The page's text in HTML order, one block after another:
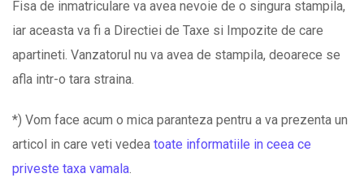
Fisa de inmatriculare va avea nevoie de o singura stampila,
iar aceasta va fi a Directiei de Taxe si Impozite de care
apartineti. Vanzatorul nu va avea de stampila, deoarece se
afla intr-o tara straina.
*) Vom face acum o mica paranteza pentru a va prezenta un
articol in care veti vedea toate informatiile in ceea ce
priveste taxa vamala.